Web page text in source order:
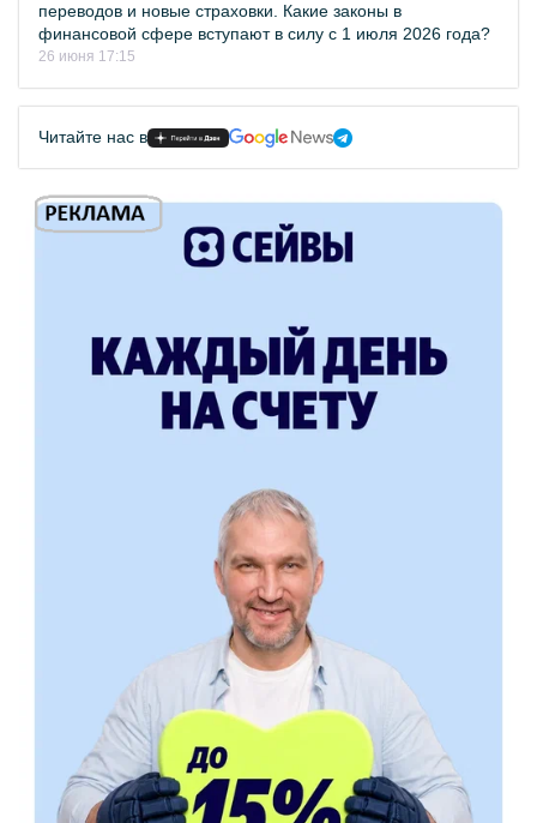
переводов и новые страховки. Какие законы в
финансовой сфере вступают в силу с 1 июля 2026 года?
26 июня 17:15
Читайте нас в